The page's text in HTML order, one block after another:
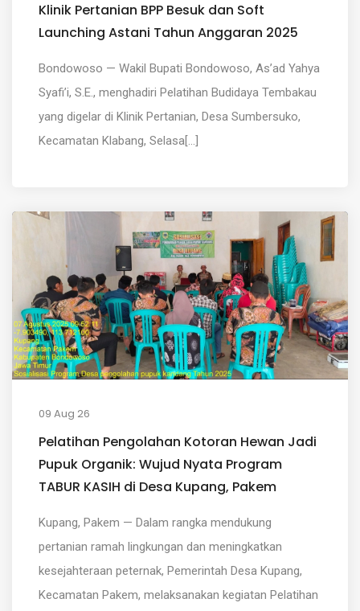
Klinik Pertanian BPP Besuk dan Soft
Launching Astani Tahun Anggaran 2025
Bondowoso — Wakil Bupati Bondowoso, As’ad Yahya
Syafi’i, S.E., menghadiri Pelatihan Budidaya Tembakau
yang digelar di Klinik Pertanian, Desa Sumbersuko,
Kecamatan Klabang, Selasa[...]
09 Aug 26
Pelatihan Pengolahan Kotoran Hewan Jadi
Pupuk Organik: Wujud Nyata Program
TABUR KASIH di Desa Kupang, Pakem
Kupang, Pakem — Dalam rangka mendukung
pertanian ramah lingkungan dan meningkatkan
kesejahteraan peternak, Pemerintah Desa Kupang,
Kecamatan Pakem, melaksanakan kegiatan Pelatihan